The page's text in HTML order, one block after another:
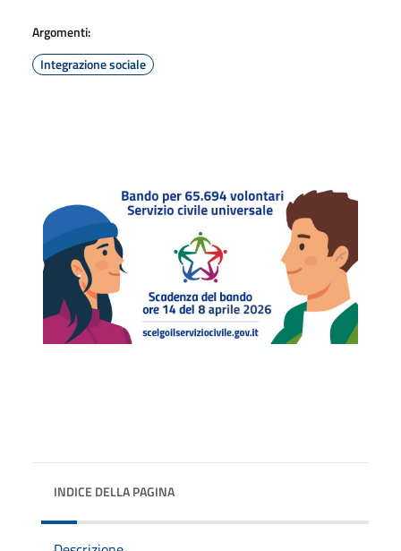
Argomenti:
Integrazione sociale
INDICE DELLA PAGINA